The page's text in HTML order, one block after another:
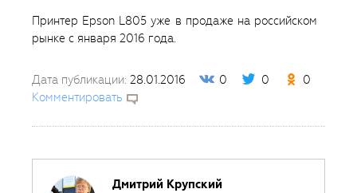
Принтер Epson L805 уже в продаже на российском
рынке с января 2016 года.
Дата публикации: 28.01.2016 0 0
0
Комментировать
Дмитрий Крупский